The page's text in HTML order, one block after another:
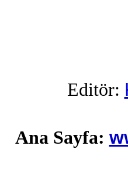
Editör:
Ana Sayfa: